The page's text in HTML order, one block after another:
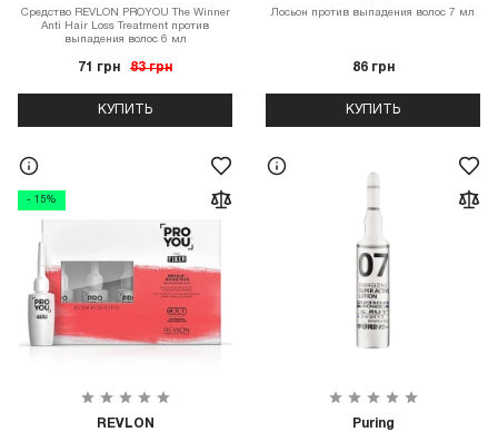
Средство REVLON PROYOU The Winner
Anti Hair Loss Treatment против
выпадения волос 6 мл
71 грн 83 грн
КУПИТЬ
Лосьон против выпадения волос 7 мл
86 грн
КУПИТЬ
- 15%
REVLON Puring